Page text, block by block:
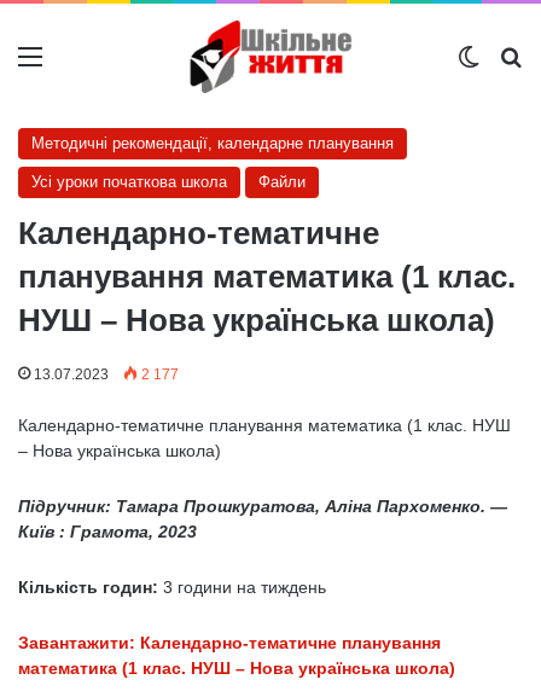
Меню
Методичні рекомендації, календарне планування
Усі уроки початкова школа Файли
Календарно-тематичне
планування математика (1 клас.
НУШ – Нова українська школа)
13.07.2023 2 177
Календарно-тематичне планування математика (1 клас. НУШ
– Нова українська школа)
Підручник: Тамара Прошкуратова, Аліна Пархоменко. —
Київ : Грамота, 2023
Кількість годин: 3 години на тиждень
Завантажити: Календарно-тематичне планування
математика (1 клас. НУШ – Нова українська школа)